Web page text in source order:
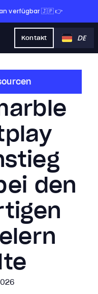
verfügbar 🇯🇵 👉
DE
Kontakt
den